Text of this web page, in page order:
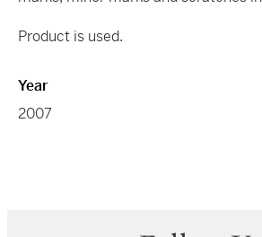
Product is used.
Year
2007